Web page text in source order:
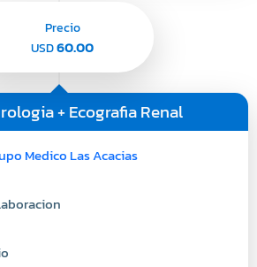
+ Ecografia Renal
Medico Las Acacias
Precio
USD60.00